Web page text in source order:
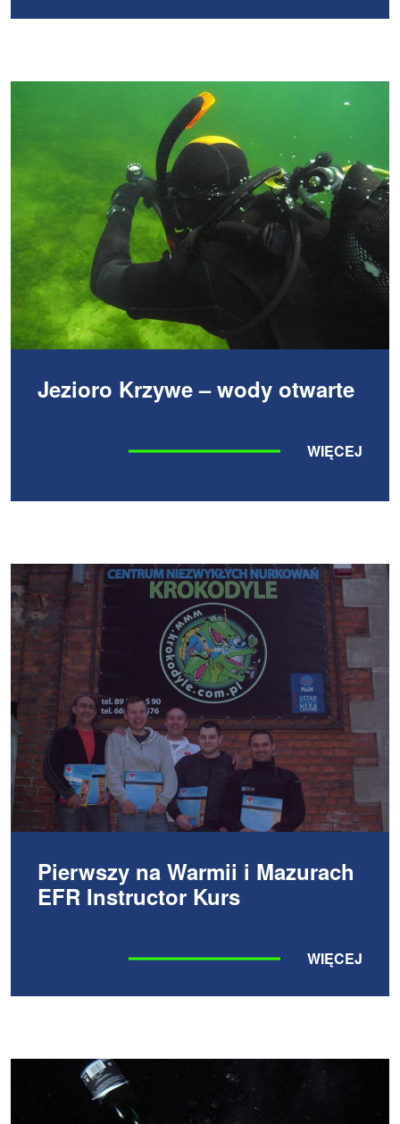
Jezioro Krzywe – wody otwarte
WIĘCEJ
Pierwszy na Warmii i Mazurach
EFR Instructor Kurs
WIĘCEJ